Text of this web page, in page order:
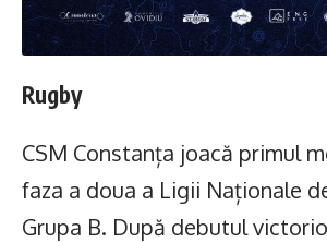
Rugby
CSM Constanța joacă primul
faza a doua a Ligii Naționale
Grupa B. După debutul